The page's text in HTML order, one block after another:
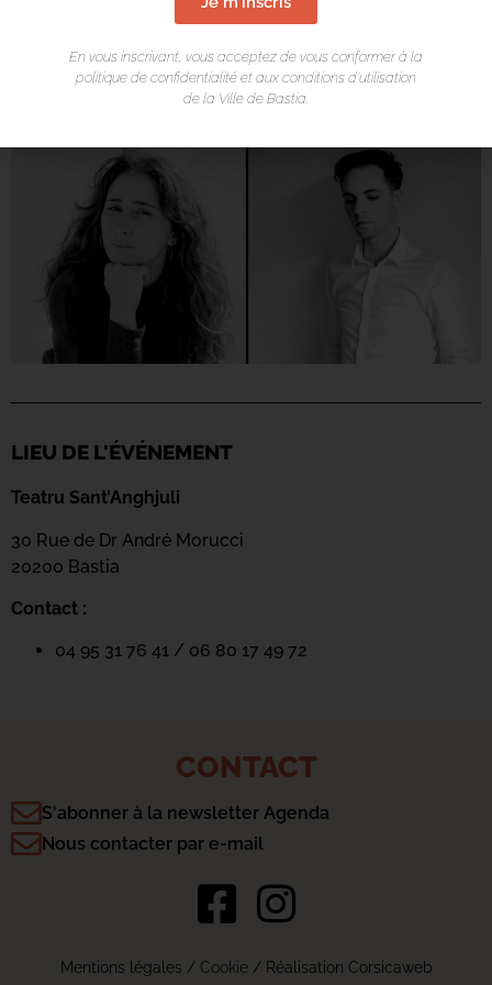
LIEU DE L'ÉVÉNEMENT
Teatru Sant’Anghjuli
30 Rue de Dr André Morucci
20200 Bastia
Contact :
04 95 31 76 41 / 06 80 17 49 72
CONTACT
S'abonner à la newsletter Agenda
Nous contacter par e-mail
Mentions légales / Cookie/ Réalisation Corsicaweb
En vous inscrivant, vous acceptez de vous conformer à la
politique de confidentialité et aux conditions d’utilisation
de la Ville de Bastia.